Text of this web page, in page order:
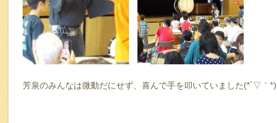
芳泉のみんなは微動だにせず、喜んで手を叩いていました(*´▽｀*)